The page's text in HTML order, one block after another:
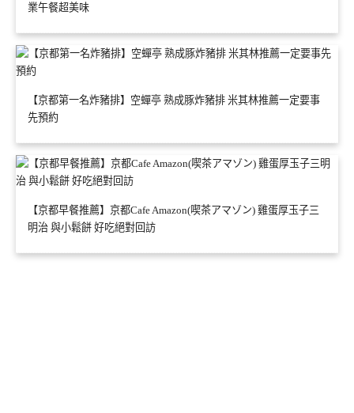
業午餐超美味
【京都第一名炸豬排】空蟬亭 熟成豚炸豬排 米其林推薦一定要事
先預約
【京都早餐推薦】京都Cafe Amazon(喫茶アマゾン) 雞蛋厚玉子三
明治 與小鬆餅 好吃絕對回訪